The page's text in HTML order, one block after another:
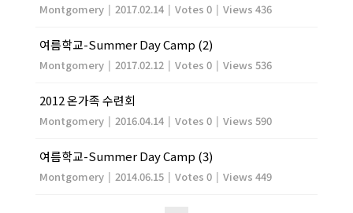
Montgomery | 2017.02.14 | Votes 0 | Views 436
여름학교-Summer Day Camp (2)
Montgomery | 2017.02.12 | Votes 0 | Views 536
2012 온가족 수련회
Montgomery | 2016.04.14 | Votes 0 | Views 590
여름학교-Summer Day Camp (3)
Montgomery | 2014.06.15 | Votes 0 | Views 449